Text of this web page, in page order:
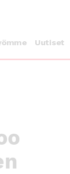
Uutiset